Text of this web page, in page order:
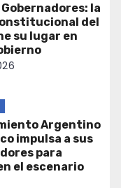
la
del
su lugar en
Argentino
impulsa a sus
para
el escenario